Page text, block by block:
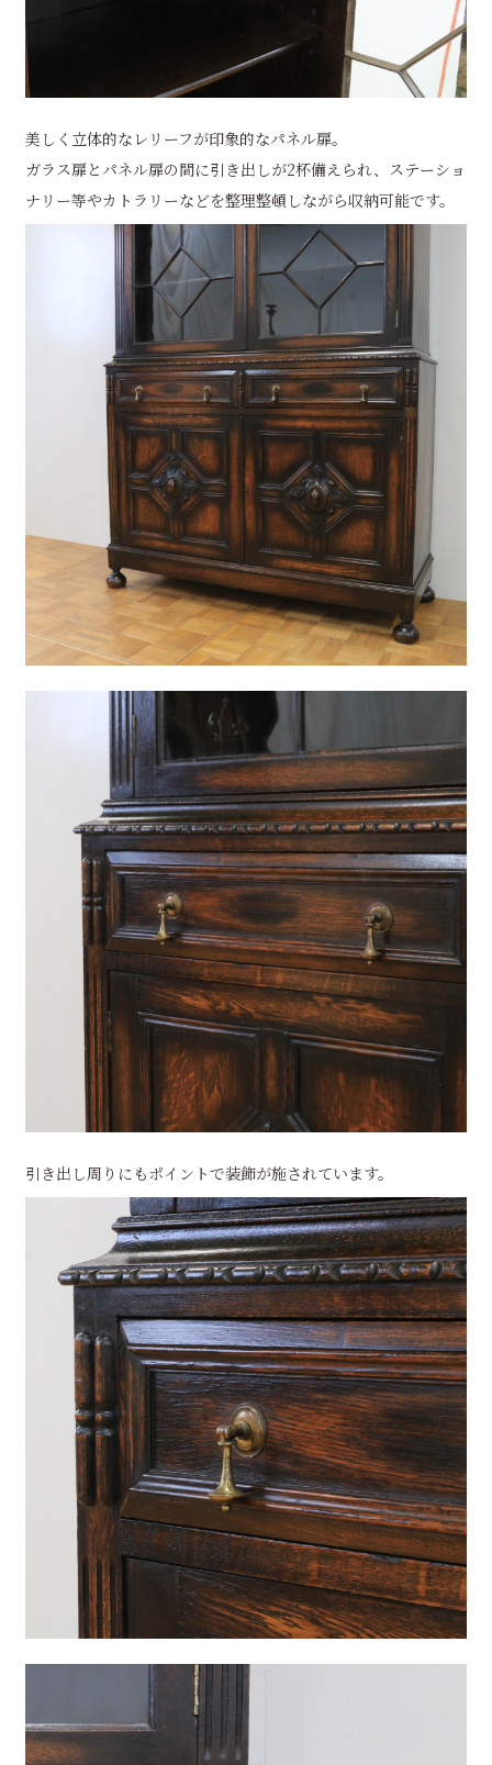
美しく立体的なレリーフが印象的なパネル扉。
ガラス扉とパネル扉の間に引き出しが2杯備えられ、ステーショ
ナリー等やカトラリーなどを整理整頓しながら収納可能です。
引き出し周りにもポイントで装飾が施されています。